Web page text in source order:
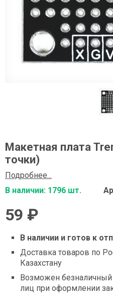
Макетная плата
точки)
Подробнее...
В наличии: 1796 шт.
59 ₽
В наличии и готов к
Доставка товаров по
Казахстану
Возможен
лиц при оформлении